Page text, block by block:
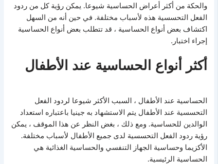
والحكة من أكثر أعراض الحساسية شيوعا. يمكن رؤية كل من ردود
الفعل التحسسية هذه لأسباب مختلفة. في حين أنه من السهل
اكتشاف بعض أنواع الحساسية ، قد تتطلب بعض أنواع الحساسية
إجراء اختبار.
أكثر أنواع الحساسية عند الأطفال
الحساسية عند الأطفال ، السبب الأكثر شيوعا لردود الفعل
التحسسية عند الأطفال يتم الاستشهاد به جينيا باعتباره استعداد
الوالدين للحساسية. ومع ذلك ، بغض النظر عن هذا الموقف ، يمكن
رؤية ردود الفعل التحسسية لدى جميع الأطفال لأسباب مختلفة.
الأكزيما وحساسية الجهاز التنفسي والحساسية الغذائية هي
الحساسية الرئيسية.